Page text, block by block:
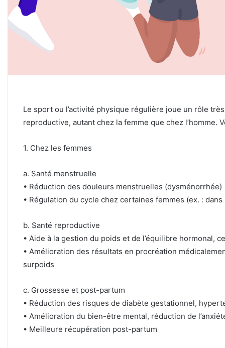
Le sport ou l’activité physique régulière joue un rôle
reproductive, autant chez la femme que chez l’homme.
1. Chez les femmes
a. Santé menstruelle
• Réduction des douleurs menstruelles (dysménorrhée)
• Régulation du cycle chez certaines femmes (ex. :
b. Santé reproductive
• Aide à la gestion du poids et de l’équilibre hormonal,
• Amélioration des résultats en procréation
surpoids
c. Grossesse et post-partum
• Réduction des risques de diabète gestationnel,
• Amélioration du bien-être mental, réduction de
• Meilleure récupération post-partum